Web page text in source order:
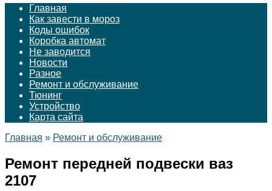
Главная
Как завести в мороз
Коды ошибок
Коробка автомат
Не заводится
Новости
Разное
Ремонт и обслуживание
Тюнинг
Устройство
Карта сайта
Главная » Ремонт и обслуживание
Ремонт передней подвески ваз
2107